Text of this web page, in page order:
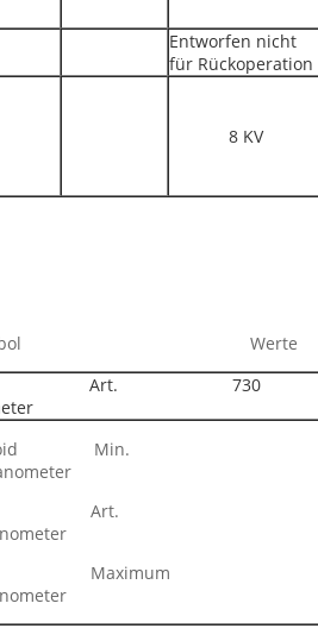
Entworfen nicht
für Rückoperation
8 KV
Werte
Art. 730
Min.